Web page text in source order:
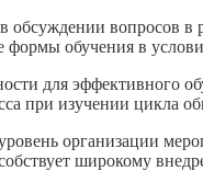
обсуждении вопросов
формы обучения в
эффективного
при изучении
организации
широкому